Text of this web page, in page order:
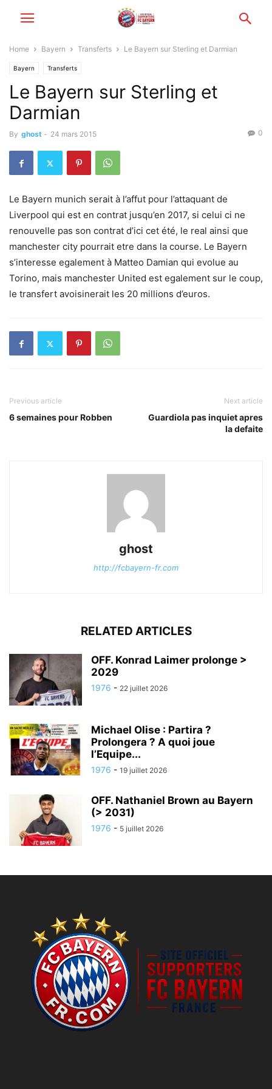
Home Bayern Transferts Le Bayern sur Sterling et Darmian
Bayern Transferts
Le Bayern sur Sterling et
Darmian
By ghost - 24 mars 2015 0
Le Bayern munich serait à l’affut pour l’attaquant de
Liverpool qui est en contrat jusqu’en 2017, si celui ci ne
renouvelle pas son contrat d’ici cet été, le real ainsi que
manchester city pourrait etre dans la course. Le Bayern
s’interesse egalement à Matteo Damian qui evolue au
Torino, mais manchester United est egalement sur le coup,
le transfert avoisinerait les 20 millions d’euros.
Previous article
6 semaines pour Robben
Next article
Guardiola pas inquiet apres
la defaite
ghost
http://fcbayern-fr.com
RELATED ARTICLES
OFF. Konrad Laimer prolonge >
2029
1976 - 22 juillet 2026
Michael Olise : Partira ?
Prolongera ? A quoi joue
l’Equipe...
1976 - 19 juillet 2026
OFF. Nathaniel Brown au Bayern
(> 2031)
1976 - 5 juillet 2026